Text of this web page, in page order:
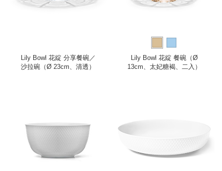
Lily Bowl 花綻 分享餐碗／
沙拉碗（Ø 23cm、清透）
Lily Bowl 花綻 餐碗（Ø
13cm、太妃糖褐、二入）